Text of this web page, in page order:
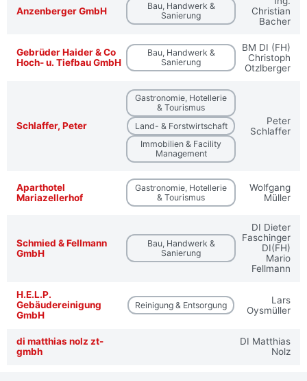
Anzenberger GmbH
Bau, Handwerk &
Sanierung
Christian
Bacher
Gebrüder Haider & Co
Hoch- u. Tiefbau GmbH
Bau, Handwerk &
Sanierung
BM DI (FH)
Christoph
Otzlberger
Schlaffer, Peter
Gastronomie, Hotellerie
& Tourismus
Land- & Forstwirtschaft
Immobilien & Facility
Management
Peter
Schlaffer
Aparthotel
Mariazellerhof
Gastronomie, Hotellerie
& Tourismus
Wolfgang
Müller
Schmied & Fellmann
GmbH
Bau, Handwerk &
Sanierung
DI Dieter
Faschinger
DI(FH)
Mario
Fellmann
H.E.L.P.
Gebäudereinigung
GmbH
Reinigung & Entsorgung
Lars
Oysmüller
di matthias nolz zt-
gmbh
DI Matthias
Nolz